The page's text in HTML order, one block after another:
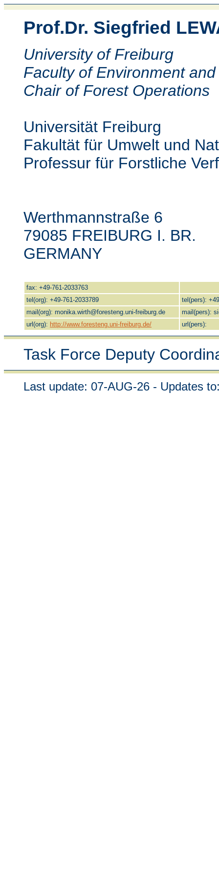
Prof.Dr. Siegfried
University of Freiburg
Faculty of Environment
Chair of Forest Operations
Universität Freiburg
Fakultät für Umwelt und
Professur für Forstliche
Werthmannstraße 6
79085 FREIBURG I. BR.
GERMANY
fax: +49-761-2033763
tel(org): +49-761-2033789
tel(pers):
mail(org): monika.wirth@foresteng.uni-freiburg.de
mail(pers):
url(org): http://www.foresteng.uni-freiburg.de/ url(pers):
Task Force Deputy
Last update: 07-AUG-26 - Updates